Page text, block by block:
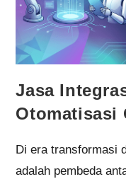
Jasa
Otomatisasi
Di era transformasi
adalah pembeda